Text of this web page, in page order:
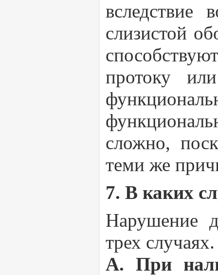
вследствие
слизистой
протоку
сложно,
теми же
7. В каких
Нарушение
трех
А. При